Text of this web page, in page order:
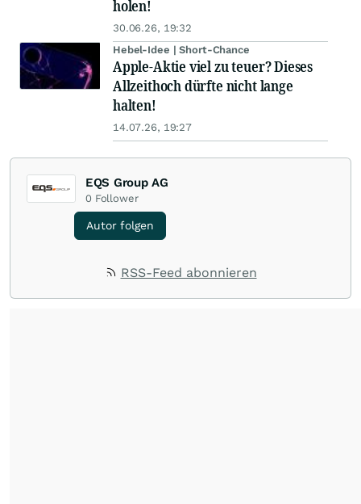
holen!
30.06.26, 19:32
Hebel-Idee | Short-Chance
Apple-Aktie viel zu teuer? Dieses
Allzeithoch dürfte nicht lange
halten!
14.07.26, 19:27
EQS Group AG
0 Follower
Autor folgen
RSS-Feed abonnieren